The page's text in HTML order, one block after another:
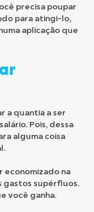
precisa poupar
para atingi-lo,
aplicação que
a quantia a ser
Pois, dessa
alguma coisa
economizado na
gastos supérfluos.
você ganha.